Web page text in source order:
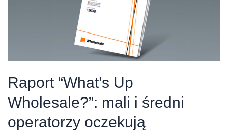
Raport “What’s Up
Wholesale?”: mali i średni
operatorzy oczekują